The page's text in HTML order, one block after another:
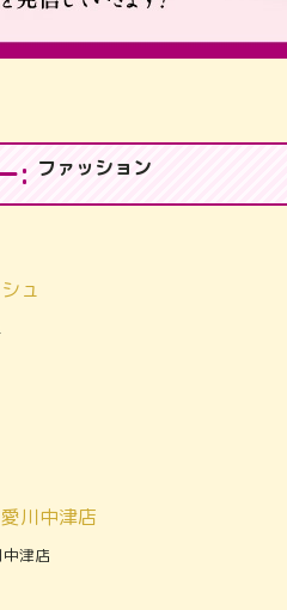
: ファッション
ュ
川中津店
津店